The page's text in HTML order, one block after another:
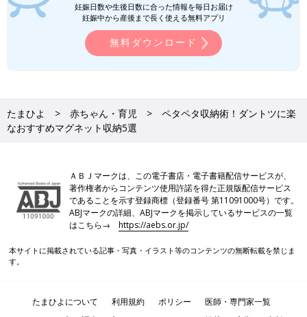
妊娠日数や生後日数に合った情報を毎日お届け
妊娠中から産後まで長く使える無料アプリ
無料ダウンロード
たまひよ 赤ちゃん・育児
ペタペタ収納術！ダントツに楽
なおすすめマグネット収納5選
ＡＢＪマークは、この電子書店・電子書籍配信サービスが、
著作権者からコンテンツ使用許諾を得た正規版配信サービス
であることを示す登録商標（登録番号 第11091000号）です。
ABJマークの詳細、ABJマークを掲示しているサービスの一覧
はこちら→https://aebs.or.jp/
本サイトに掲載されている記事・写真・イラスト等のコンテンツの無断転載を禁じま
す。
たまひよについて 利用規約 ポリシー
医師・専門家一覧